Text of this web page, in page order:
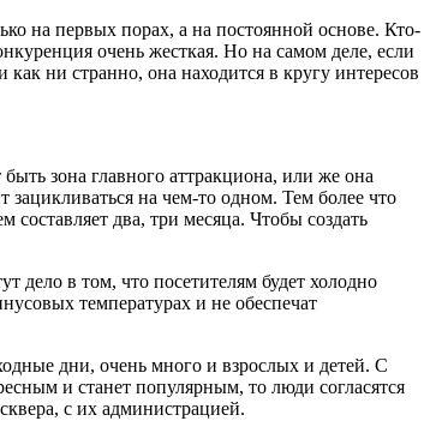
на первых порах, а на постоянной основе. Кто-
очень жесткая. Но на самом деле, если
ни странно, она находится в кругу интересов
зона главного аттракциона, или же она
на чем-то одном. Тем более что
два, три месяца. Чтобы создать
дело в том, что посетителям будет холодно
температурах и не обеспечат
дни, очень много и взрослых и детей. С
и станет популярным, то люди согласятся
с их администрацией.